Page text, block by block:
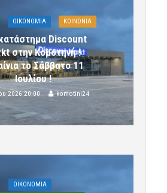
OIKONOMIA ΚΟΙΝΩΝΙΑ
Discount
στην Κομοτηνή !
το Σάββατο 11
Ιουλίου !
2026 20:00 komotini24
OIKONOMIA